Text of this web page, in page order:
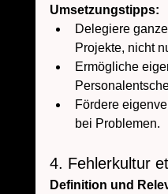
Umsetzungstipps:
Delegiere
Projekte, nicht
Ermögliche
Fördere
bei Problemen.
4. Fehlerkultur
Definition und